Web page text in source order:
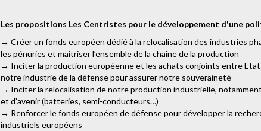
Les propositions Les Centristes pour le développement d'une
→ Créer un fonds européen dédié à la relocalisation des industries
les pénuries et maitriser l’ensemble de la chaîne de la production
→ Inciter la production européenne et les achats conjoints entre
notre industrie de la défense pour assurer notre souveraineté
→ Inciter la relocalisation de notre production industrielle,
et d’avenir (batteries, semi-conducteurs…)
→ Renforcer le fonds européen de défense pour développer la
industriels européens